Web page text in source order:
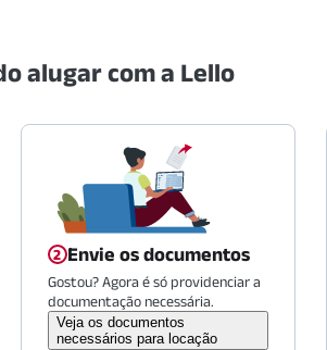
alugar com a Lello
Envie os documentos
Gostou? Agora é só providenciar a
documentação necessária.
Veja os documentos
necessários para locação